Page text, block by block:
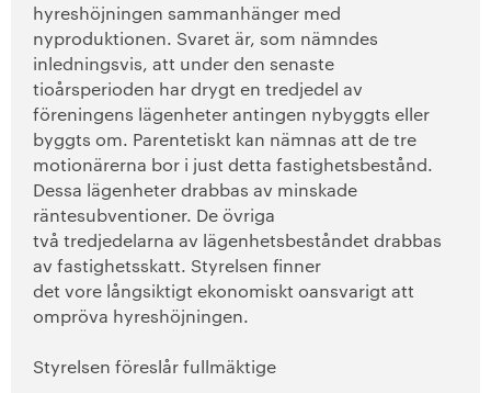
hyreshöjningen sammanhänger med
nyproduktionen. Svaret är, som nämndes
inledningsvis, att under den senaste
tioårsperioden har drygt en tredjedel av
föreningens lägenheter antingen nybyggts eller
byggts om. Parentetiskt kan nämnas att de tre
motionärerna bor i just detta fastighetsbestånd.
Dessa lägenheter drabbas av minskade
räntesubventioner. De övriga
två tredjedelarna av lägenhetsbeståndet drabbas
av fastighetsskatt. Styrelsen finner
det vore långsiktigt ekonomiskt oansvarigt att
ompröva hyreshöjningen.
Styrelsen föreslår fullmäktige